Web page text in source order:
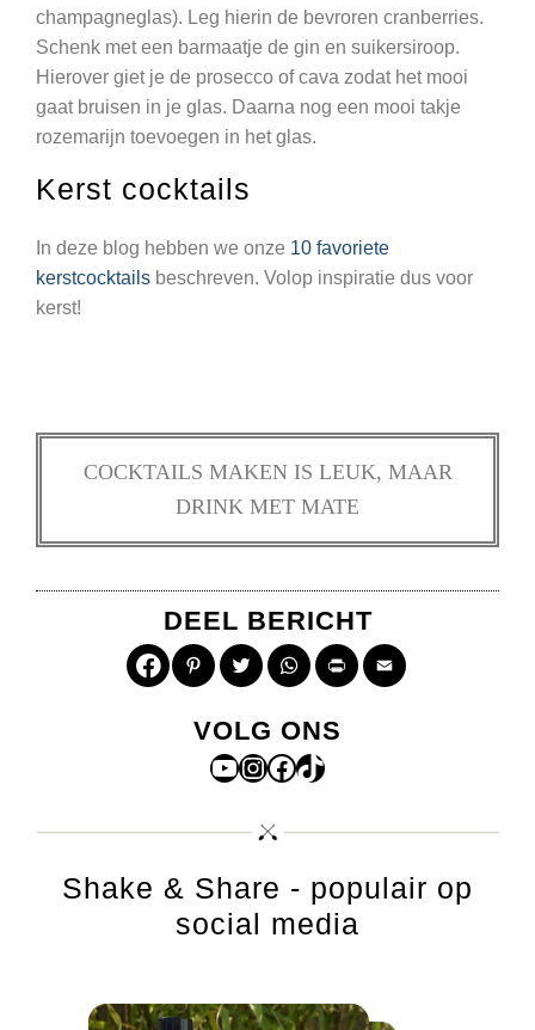
champagneglas). Leg hierin de bevroren cranberries.
Schenk met een barmaatje de gin en suikersiroop.
Hierover giet je de prosecco of cava zodat het mooi
gaat bruisen in je glas. Daarna nog een mooi takje
rozemarijn toevoegen in het glas.
Kerst cocktails
In deze blog hebben we onze 10 favoriete
kerstcocktails beschreven. Volop inspiratie dus voor
kerst!
COCKTAILS MAKEN IS LEUK, MAAR
DRINK MET MATE
DEEL BERICHT
PinterestTwitterWhatsApp
Print
VOLG ONS
YouTube
Instagram
Facebook
TikTok
Shake & Share - populair op
social media